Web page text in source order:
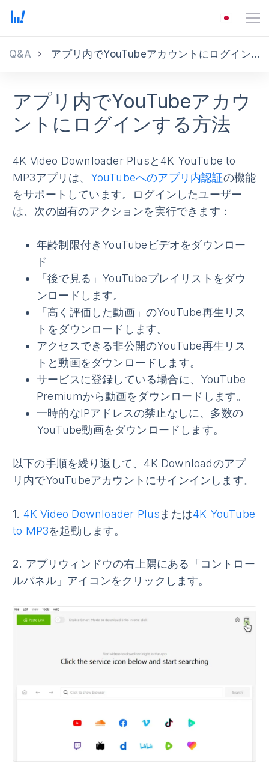
Q&A アプリ内でYouTubeアカウントにログインする方法
アプリ内でYouTubeアカウ
ントにログインする方法
4K Video Downloader Plusと4K YouTube to
MP3アプリは、 YouTubeへのアプリ内認証の機能
をサポートしています。ログインしたユーザー
は、次の固有のアクションを実行できます：
年齢制限付きYouTubeビデオをダウンロー
ド
「後で見る」YouTubeプレイリストをダウ
ンロードします。
「高く評価した動画」のYouTube再生リス
トをダウンロードします。
アクセスできる非公開のYouTube再生リス
トと動画をダウンロードします。
サービスに登録している場合に、YouTube
Premiumから動画をダウンロードします。
一時的なIPアドレスの禁止なしに、多数の
YouTube動画をダウンロードします。
以下の手順を繰り返して、4K Downloadのアプ
リ内でYouTubeアカウントにサインインします。
1. 4K Video Downloader Plus または4K YouTube
to MP3を起動します。
2. アプリウィンドウの右上隅にある
「コントロー
ルパネル」 アイコンをクリックします。